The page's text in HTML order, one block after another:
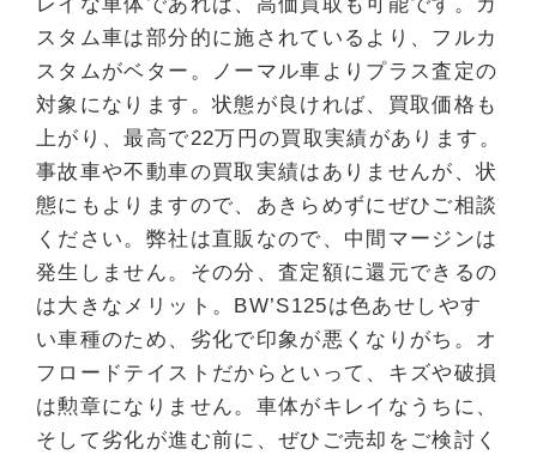
スタム車は部分的に施されているより、フルカ
スタムがベター。ノーマル車よりプラス査定の
対象になります。状態が良ければ、買取価格も
上がり、最高で22万円の買取実績があります。
事故車や不動車の買取実績はありませんが、状
態にもよりますので、あきらめずにぜひご相談
ください。弊社は直販なので、中間マージンは
発生しません。その分、査定額に還元できるの
は大きなメリット。BW’S125は色あせしやす
い車種のため、劣化で印象が悪くなりがち。オ
フロードテイストだからといって、キズや破損
は勲章になりません。車体がキレイなうちに、
そして劣化が進む前に、ぜひご売却をご検討く